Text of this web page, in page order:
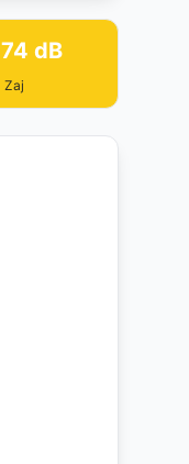
74 dB
Zaj